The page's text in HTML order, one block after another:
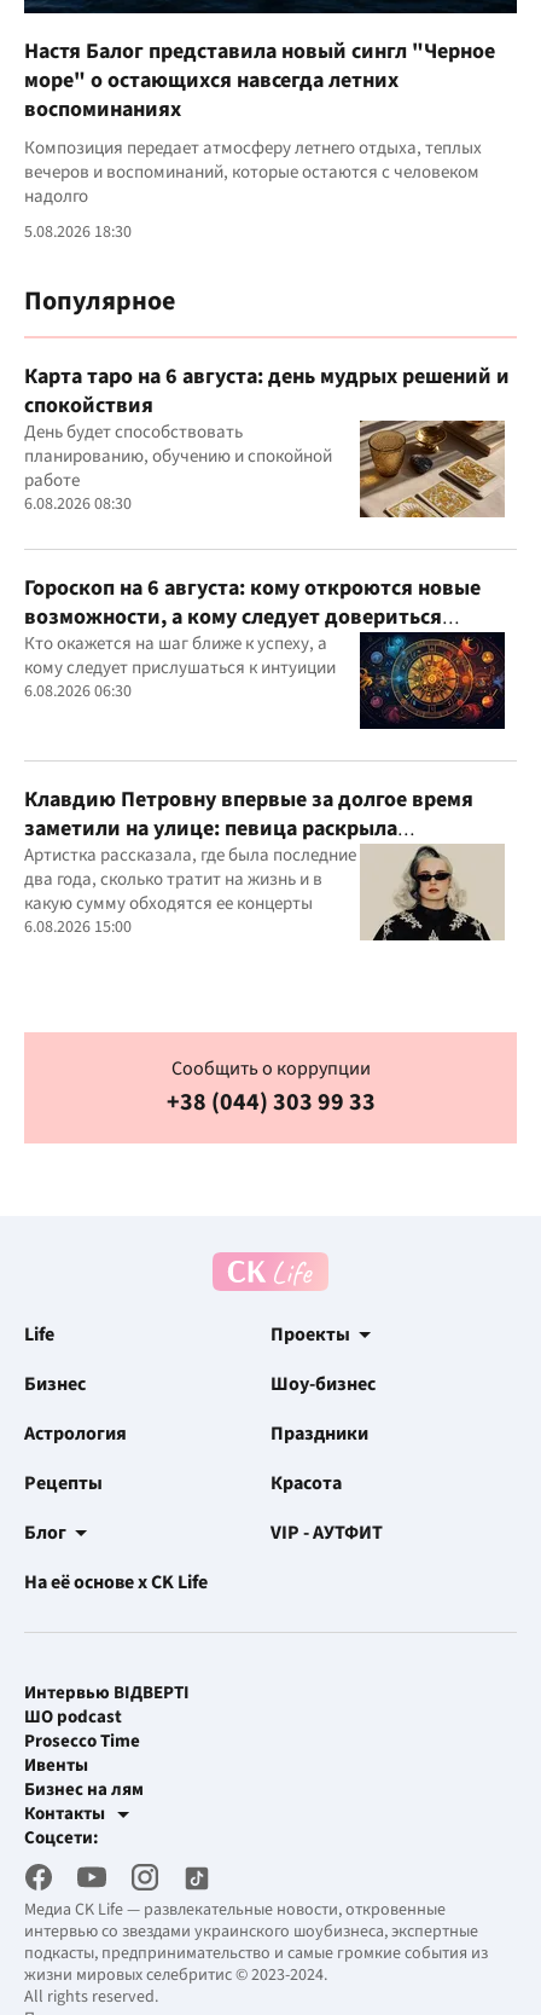
Настя Балог представила новый сингл "Черное
море" о остающихся навсегда летних
воспоминаниях
Композиция передает атмосферу летнего отдыха, теплых
вечеров и воспоминаний, которые остаются с человеком
надолго
5.08.2026 18:30
Популярное
Карта таро на 6 августа: день мудрых решений и
спокойствия
День будет способствовать
планированию, обучению и спокойной
работе
6.08.2026 08:30
Гороскоп на 6 августа: кому откроются новые
возможности, а кому следует довериться
интуиции
Кто окажется на шаг ближе к успеху, а
кому следует прислушаться к интуиции
6.08.2026 06:30
Клавдию Петровну впервые за долгое время
заметили на улице: певица раскрыла
подробности своей жизни
Артистка рассказала, где была последние
два года, сколько тратит на жизнь и в
какую сумму обходятся ее концерты
6.08.2026 15:00
Сообщить о коррупции
+38 (044) 303 99 33
Life
Проекты
Бизнес
Шоу-бизнес
Астрология
Праздники
Рецепты
Красота
Блог
VIP - АУТФИТ
На её основе x CK Life
Медиа CK Life — развлекательные новости, откровенные
интервью со звездами украинского шоубизнеса, экспертные
подкасты, предпринимательство и самые громкие события из
жизни мировых селебритис © 2023-2024.
All rights reserved.
Интервью ВІДВЕРТІ
ШО podcast
Prosecco Time
Ивенты
Бизнес на лям
Контакты
Рекламные интеграции
Рабочая почта
Соцсети: